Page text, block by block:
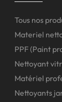
Tous nos
Materiel
PPF (Paint
Nettoyant
Matériel
Nettoyants